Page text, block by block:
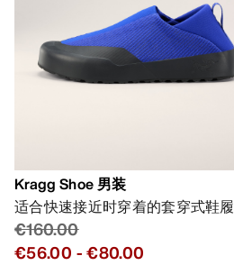
Kragg Shoe 男装
适合快速接近时穿着的套穿式鞋履
€160.00
€56.00 -€80.00